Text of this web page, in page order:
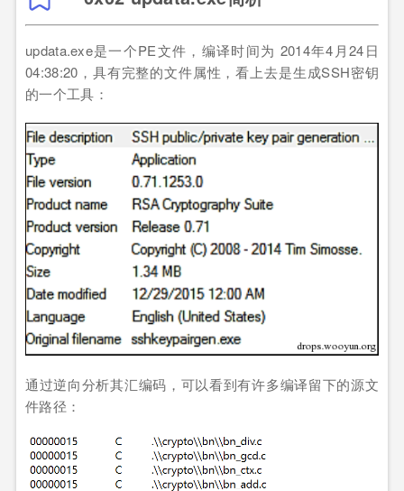
updata.exe是一个PE文件，编译时间为 2014年4月24日
04:38:20，具有完整的文件属性，看上去是生成SSH密钥
的一个工具：
通过逆向分析其汇编码，可以看到有许多编译留下的源文
件路径：